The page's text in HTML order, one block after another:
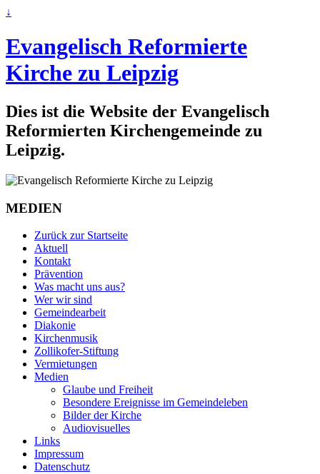
↓
Evangelisch Reformierte
Kirche zu Leipzig
Dies ist die Website der Evangelisch
Reformierten Kirchengemeinde zu
Leipzig.
MEDIEN
Zurück zur Startseite
Aktuell
Kontakt
Prävention
Was macht uns aus?
Wer wir sind
Gemeindearbeit
Diakonie
Kirchenmusik
Zollikofer-Stiftung
Vermietungen
Medien
Glaube und Freiheit
Besondere Ereignisse im Gemeindeleben
Bilder der Kirche
Audiovisuelles
Links
Impressum
Datenschutz